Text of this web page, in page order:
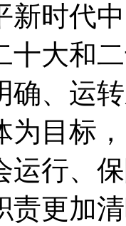
新时代
十大和
确、运
为目标
运行、
责更加